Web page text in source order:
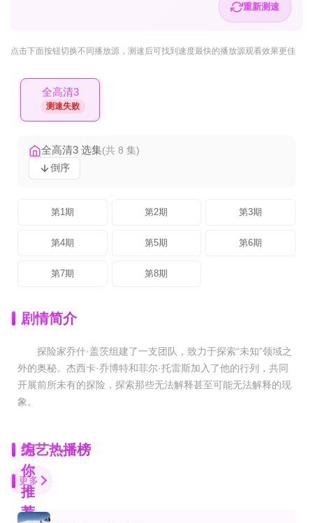
重新测速
点击下面按钮切换不同播放源 ，测速后可找到速度最快的播放源观看效果更佳
全高清3
测速失败
全高清3 选集(共 8 集)
倒序
第1期 第2期 第3期
第4期 第5期 第6期
第7期 第8期
剧情简介
探险家乔什·盖茨组建了一支团队，致力于探索“未知”领域之
外的奥秘。杰西卡·乔博特和菲尔·托雷斯加入了他的行列，共同
开展前所未有的探险，探索那些无法解释甚至可能无法解释的现
象。
为
你
推
荐
综艺热播榜
更多